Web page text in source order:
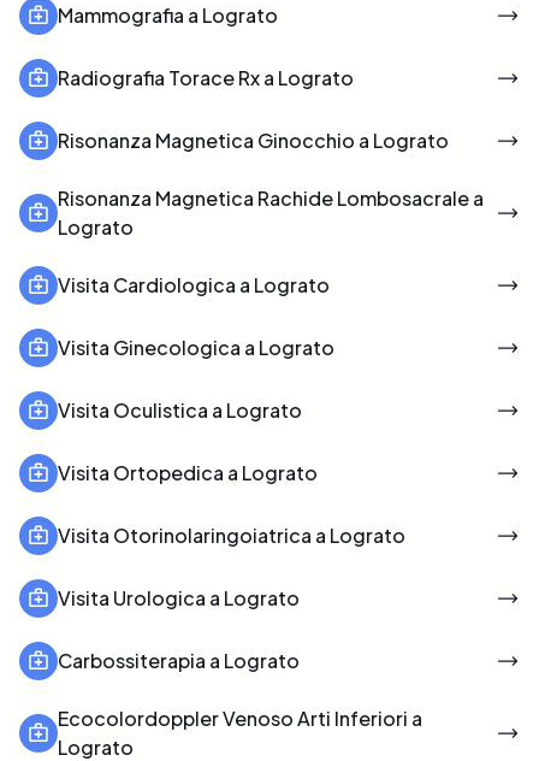
Mammografia a Lograto
Radiografia Torace Rx a Lograto
Risonanza Magnetica Ginocchio a Lograto
Risonanza Magnetica Rachide Lombosacrale a
Lograto
Visita Cardiologica a Lograto
Visita Ginecologica a Lograto
Visita Oculistica a Lograto
Visita Ortopedica a Lograto
Visita Otorinolaringoiatrica a Lograto
Visita Urologica a Lograto
Carbossiterapia a Lograto
Ecocolordoppler Venoso Arti Inferiori a
Lograto